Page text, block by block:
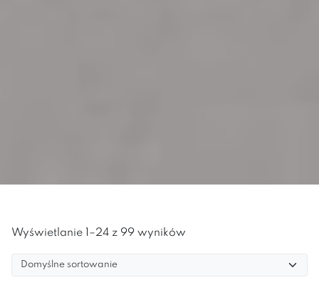
Wyświetlanie 1–24 z 99 wyników